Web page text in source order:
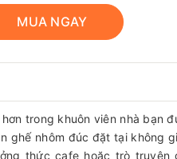
MUA NGAY
trong khuôn viên nhà bạn
ghế nhôm đúc đặt tại không
thức cafe hoặc trò truyện